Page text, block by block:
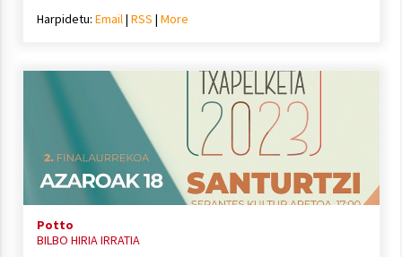
Harpidetu: Email| RSS | More
Potto
BILBO HIRIA IRRATIA